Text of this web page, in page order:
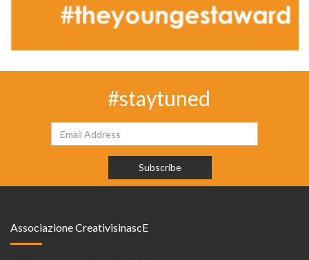
#staytuned
Associazione CreativisinascE